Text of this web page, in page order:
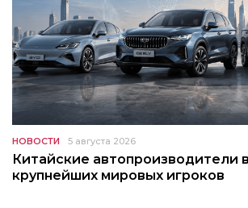
НОВОСТИ 5 августа 2026
Китайские автопроизводители
крупнейших мировых игроков